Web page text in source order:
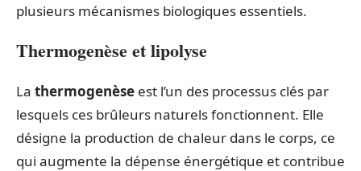
plusieurs mécanismes biologiques essentiels.
Thermogenèse et lipolyse
La thermogenèse est l’un des processus clés par
lesquels ces brûleurs naturels fonctionnent. Elle
désigne la production de chaleur dans le corps, ce
qui augmente la dépense énergétique et contribue